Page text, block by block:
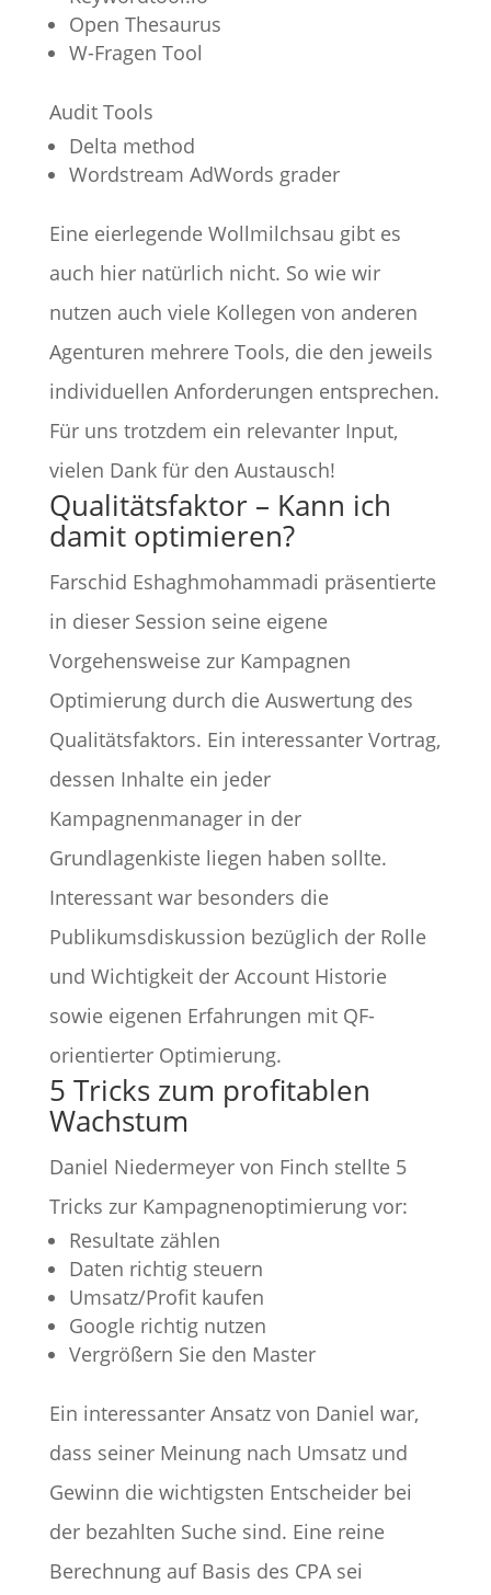
Open Thesaurus
W-Fragen Tool
Audit Tools
Delta method
Wordstream AdWords grader
Eine eierlegende Wollmilchsau gibt es
auch hier natürlich nicht. So wie wir
nutzen auch viele Kollegen von anderen
Agenturen mehrere Tools, die den jeweils
individuellen Anforderungen entsprechen.
Für uns trotzdem ein relevanter Input,
vielen Dank für den Austausch!
Qualitätsfaktor – Kann ich
damit optimieren?
Farschid Eshaghmohammadi präsentierte
in dieser Session seine eigene
Vorgehensweise zur Kampagnen
Optimierung durch die Auswertung des
Qualitätsfaktors. Ein interessanter Vortrag,
dessen Inhalte ein jeder
Kampagnenmanager in der
Grundlagenkiste liegen haben sollte.
Interessant war besonders die
Publikumsdiskussion bezüglich der Rolle
und Wichtigkeit der Account Historie
sowie eigenen Erfahrungen mit QF-
orientierter Optimierung.
5 Tricks zum profitablen
Wachstum
Daniel Niedermeyer von Finch stellte 5
Tricks zur Kampagnenoptimierung vor:
Resultate zählen
Daten richtig steuern
Umsatz/Profit kaufen
Google richtig nutzen
Vergrößern Sie den Master
Ein interessanter Ansatz von Daniel war,
dass seiner Meinung nach Umsatz und
Gewinn die wichtigsten Entscheider bei
der bezahlten Suche sind. Eine reine
Berechnung auf Basis des CPA sei